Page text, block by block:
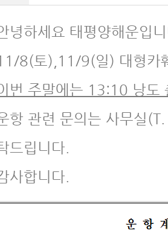
녕하세요 태평양해운입
8(토),11/9(일) 대형카
번 주말에는 13:10 낭도
항 관련 문의는 사무실
드립니다.
사합니다.